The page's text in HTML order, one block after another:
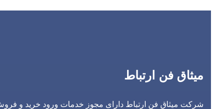
میثاق فن ارتباط
شرکت میثاق فن ارتباط دارای مجوز خدمات ورود خرید و